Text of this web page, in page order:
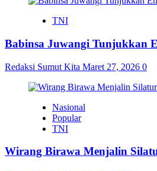
TNI
Babinsa Juwangi Tunjukkan
Redaksi Sumut Kita Maret 27, 2026 0
Nasional
Popular
TNI
Wirang Birawa Menjalin